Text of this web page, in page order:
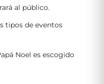
al público.
tipos de eventos
Noel es escogido